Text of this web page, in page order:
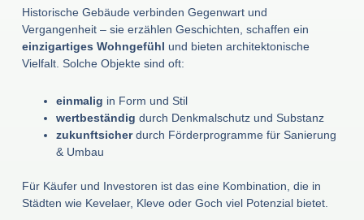
Historische Gebäude verbinden Gegenwart und
Vergangenheit – sie erzählen Geschichten, schaffen ein
einzigartiges Wohngefühl und bieten architektonische
Vielfalt. Solche Objekte sind oft:
einmalig in Form und Stil
wertbeständig durch Denkmalschutz und Substanz
zukunftsicherdurch Förderprogramme für Sanierung
& Umbau
Für Käufer und Investoren ist das eine Kombination, die in
Städten wie Kevelaer, Kleve oder Goch viel Potenzial bietet.